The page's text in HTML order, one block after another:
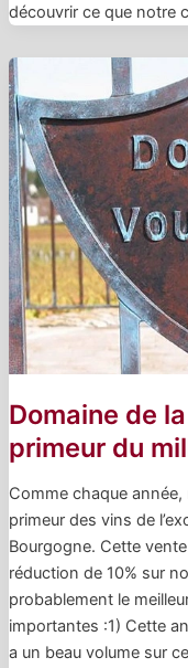
découvrir ce que notre
Domaine de
primeur du
Comme chaque
primeur des vins de
Bourgogne. Cette
réduction de 10% sur
probablement le
importantes :1) Cette
a un beau volume sur